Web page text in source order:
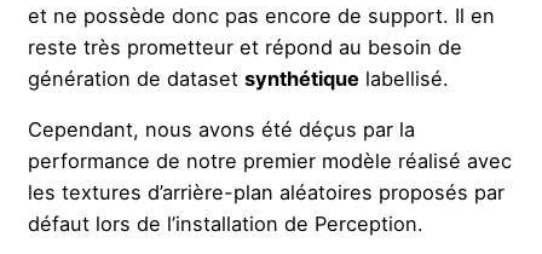
et ne possède donc pas encore de support. Il en
reste très prometteur et répond au besoin de
génération de dataset synthétique labellisé.
Cependant, nous avons été déçus par la
performance de notre premier modèle réalisé avec
les textures d’arrière-plan aléatoires proposés par
défaut lors de l’installation de Perception.